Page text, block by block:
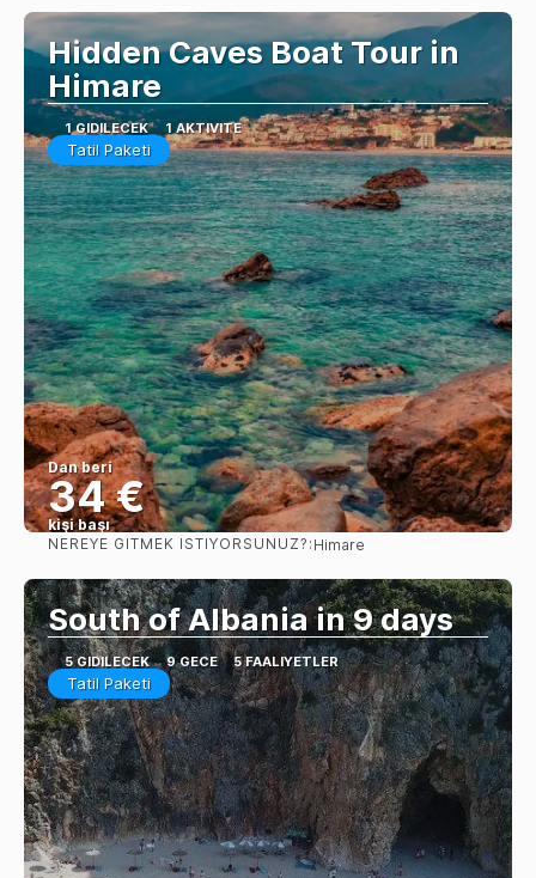
Hidden Caves Boat Tour in
Himare
1 GIDILECEK 1 AKTIVITE
Tatil Paketi
Dan beri
34 €
kişi başı
Görüntüle
NEREYE GITMEK ISTIYORSUNUZ?: Himare
South of Albania in 9 days
5 GIDILECEK 9 GECE 5 FAALIYETLER
Tatil Paketi